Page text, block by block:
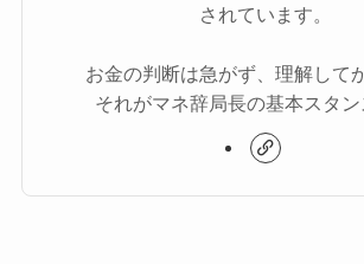
されています。
お金の判断は急がず、理解して
それがマネ辞局長の基本スタン